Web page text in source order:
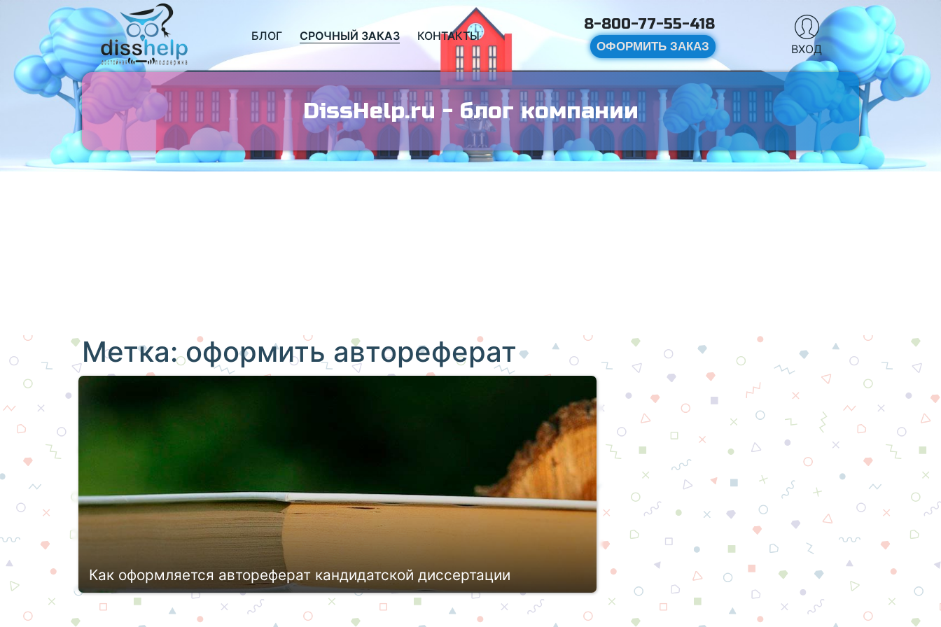
БЛОГ СРОЧНЫЙ ЗАКАЗ КОНТАКТЫ
8-800-77-55-418
ОФОРМИТЬ ЗАКАЗ ВХОД
DissHelp.ru - блог компании
Метка:оформить автореферат
Как оформляется автореферат кандидатской диссертации
Согласно ГОСТу Р 7.01–2011 г. четко определены претензии к текстам